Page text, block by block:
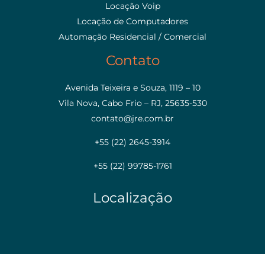
Locação Voip
Locação de Computadores
Automação Residencial / Comercial
Contato
Avenida Teixeira e Souza, 1119 – 10
Vila Nova, Cabo Frio – RJ, 25635-530
contato@jre.com.br
+55 (22) 2645-3914
+55 (22) 99785-1761
Localização